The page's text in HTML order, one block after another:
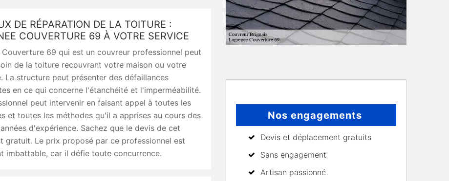
DE RÉPARATION DE LA TOITURE :
COUVERTURE 69 À VOTRE SERVICE
Couverture 69 qui est un couvreur professionnel peut
de la toiture recouvrant votre maison ou votre
La structure peut présenter des défaillances
en ce qui concerne l'étanchéité et l'imperméabilité.
peut intervenir en faisant appel à toutes les
et toutes les méthodes qu'il a apprises au cours des
d'expérience. Sachez que le devis de cet
gratuit. Le prix proposé par ce professionnel est
imbattable, car il défie toute concurrence.
Nos engagements
Devis et déplacement gratuits
Sans engagement
Artisan passionné